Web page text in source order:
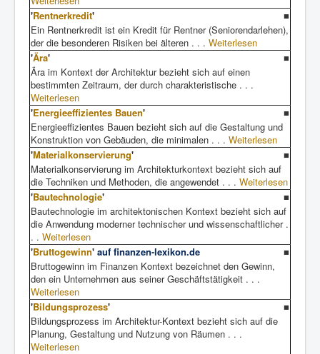
'Rentnerkredit'
■
Ein Rentnerkredit ist ein Kredit für Rentner (Seniorendarlehen),
der die besonderen Risiken bei älteren . . . Weiterlesen
'Ära'
■
Ära im Kontext der Architektur bezieht sich auf einen
bestimmten Zeitraum, der durch charakteristische . . .
Weiterlesen
'Energieeffizientes Bauen'
■
Energieeffizientes Bauen bezieht sich auf die Gestaltung und
Konstruktion von Gebäuden, die minimalen . . . Weiterlesen
'Materialkonservierung'
■
Materialkonservierung im Architekturkontext bezieht sich auf
die Techniken und Methoden, die angewendet . . . Weiterlesen
'Bautechnologie'
■
Bautechnologie im architektonischen Kontext bezieht sich auf
die Anwendung moderner technischer und wissenschaftlicher .
. . Weiterlesen
'Bruttogewinn' auf finanzen-lexikon.de
■
Bruttogewinn im Finanzen Kontext bezeichnet den Gewinn,
den ein Unternehmen aus seiner Geschäftstätigkeit . . .
Weiterlesen
'Bildungsprozess'
■
Bildungsprozess im Architektur-Kontext bezieht sich auf die
Planung, Gestaltung und Nutzung von Räumen . . .
Weiterlesen